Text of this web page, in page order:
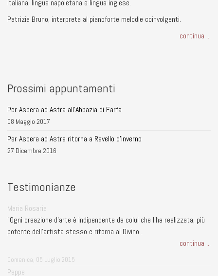
italiana, lingua napoletana e lingua inglese.
Patrizia Bruno, interpreta al pianoforte melodie coinvolgenti.
continua ...
Prossimi appuntamenti
Per Aspera ad Astra all'Abbazia di Farfa
08 Maggio 2017
Per Aspera ad Astra ritorna a Ravello d'inverno
27 Dicembre 2016
Testimonianze
Maria Rosaria
"Ogni creazione d'arte è indipendente da colui che l'ha realizzata, più
potente dell'artista stesso e ritorna al Divino...
continua ...
Domenica, 05 Luglio 2015
Peppe